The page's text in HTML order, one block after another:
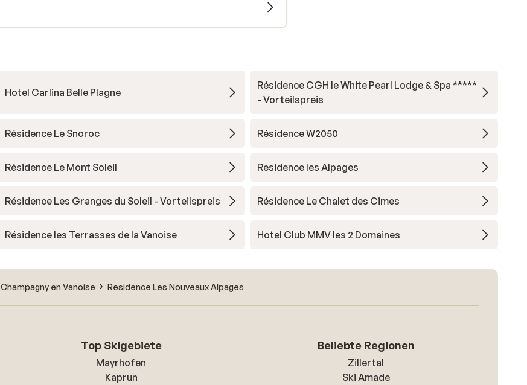
Hotel Carlina Belle Plagne
Résidence CGH le White Pearl Lodge & Spa *****
- Vorteilspreis
Résidence Le Snoroc Résidence W2050
Résidence Le Mont Soleil Residence les Alpages
Résidence Les Granges du Soleil - Vorteilspreis Résidence Le Chalet des Cimes
Résidence les Terrasses de la Vanoise Hotel Club MMV les 2 Domaines
Champagny en Vanoise Residence Les Nouveaux Alpages
Top Skigebiete
Mayrhofen
Kaprun
Beliebte Regionen
Zillertal
Ski Amade